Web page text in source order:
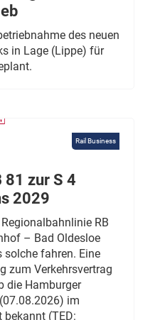
des neuen
in Lage (Lippe) für
Rail Business
81 zur S 4
2029
RB
– Bad Oldesloe
fahren. Eine
zum Verkehrsvertrag
die Hamburger
im
(TED: